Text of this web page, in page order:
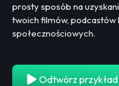
prosty sposób na
twoich filmów, podcastów
społecznościowych.
Odtwórz przykład